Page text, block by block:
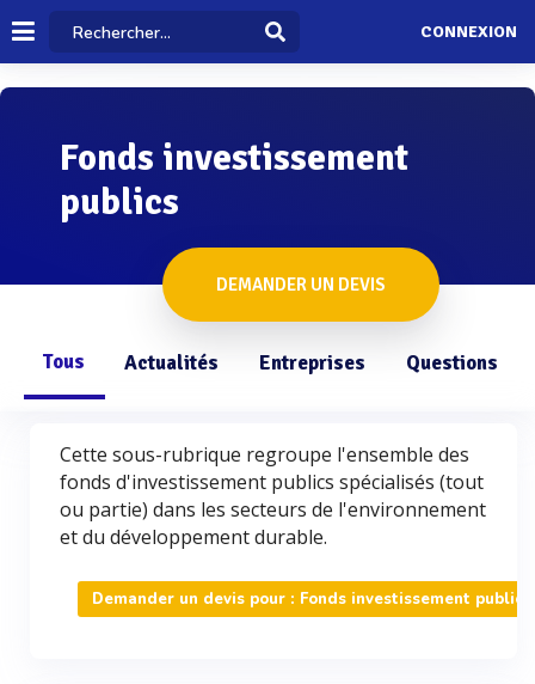
CONNEXION
Fonds investissement
publics
DEMANDER UN DEVIS
Tous Actualités Entreprises Questions
Cette sous-rubrique regroupe l'ensemble des
fonds d'investissement publics spécialisés (tout
ou partie) dans les secteurs de l'environnement
et du développement durable.
Demander un devis pour : Fonds investissement publics